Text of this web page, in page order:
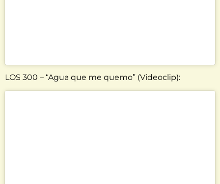
LOS 300 – “Agua que me quemo” (Videoclip):